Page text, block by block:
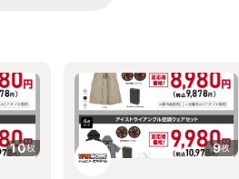
10枚 9枚